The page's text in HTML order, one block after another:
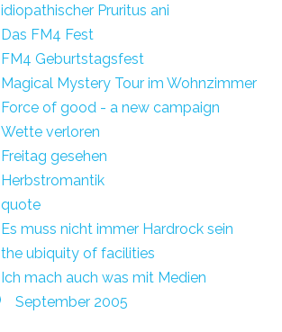
idiopathischer Pruritus ani
Das FM4 Fest
FM4 Geburtstagsfest
Magical Mystery Tour im Wohnzimmer
Force of good - a new campaign
Wette verloren
Freitag gesehen
Herbstromantik
quote
Es muss nicht immer Hardrock sein
the ubiquity of facilities
Ich mach auch was mit Medien
September 2005